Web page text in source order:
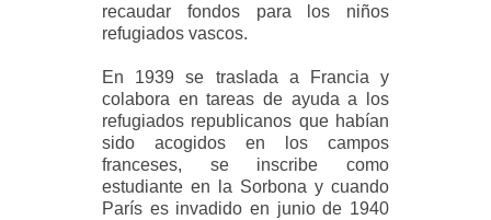
recaudar fondos para los niños
refugiados vascos.
En 1939 se traslada a Francia y
colabora en tareas de ayuda a los
refugiados republicanos que habían
sido acogidos en los campos
franceses, se inscribe como
estudiante en la Sorbona y cuando
París es invadido en junio de 1940